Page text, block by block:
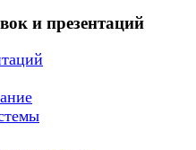
и презентаций